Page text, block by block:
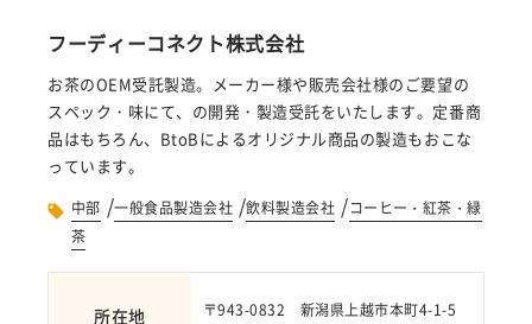
フーディーコネクト株式会社
お茶のOEM受託製造。メーカー様や販売会社様のご要望の
スペック・味にて、の開発・製造受託をいたします。定番商
品はもちろん、BtoBによるオリジナル商品の製造もおこな
っています。
中部 /一般食品製造会社 /飲料製造会社 /コーヒー・紅茶・緑
茶
所在地 〒943-0832 新潟県上越市本町4-1-5